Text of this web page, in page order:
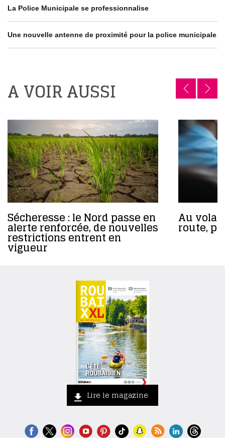
La Police Municipale se professionnalise
Une nouvelle antenne de proximité pour la police municipale
A VOIR AUSSI
Sécheresse : le Nord passe en
alerte renforcée, de nouvelles
restrictions entrent en
vigueur
Au
route,
Lire le magazine